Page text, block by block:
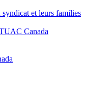
et leurs families
Canada